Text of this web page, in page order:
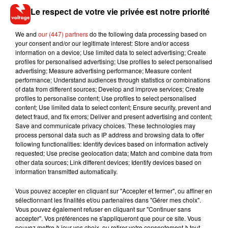
au tribunal, on peut lire, « Je lui ai mis deux trois tartes
derrière la tête et deux coups de poing dans les jambes.
C’est ma manière de montrer mon mécontentement. Elle
avait un joint alors que moi, on m’a interdit de voir mon fils à
cause de mes addictions. Je suis fou amoureux d’elle. Pas
plus tard que dimanche, on a fait l’amour. » Apparemment
cette dernière information n’a pas convaincu les juges.
Musique
RÜFÜS DU SOL annonce un nouvel
album après sa tournée mondiale
Le respect de votre vie privée est notre priorité
We and our (447) partnersdo the following data processing based on
your consent and/or our legitimate interest: Store and/or access
information on a device; Use limited data to select advertising; Create
profiles for personalised advertising; Use profiles to select personalised
advertising; Measure advertising performance; Measure content
performance; Understand audiences through statistics or combinations
of data from different sources; Develop and improve services; Create
profiles to personalise content; Use profiles to select personalised
content; Use limited data to select content; Ensure security, prevent and
detect fraud, and fix errors; Deliver and present advertising and content;
Save and communicate privacy choices. These technologies may
process personal data such as IP address and browsing data to offer
following functionalities: Identify devices based on information actively
requested; Use precise geolocation data; Match and combine data from
other data sources; Link different devices; Identify devices based on
information transmitted automatically.
Vous pouvez accepter en cliquant sur "Accepter et fermer", ou affiner en
sélectionnant les finalités et/ou partenaires dans "Gérer mes choix".
Vous pouvez également refuser en cliquant sur "Continuer sans
accepter". Vos préférences ne s'appliqueront que pour ce site. Vous